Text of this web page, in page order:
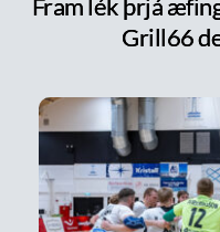
Fram lék þrjá
Grill66